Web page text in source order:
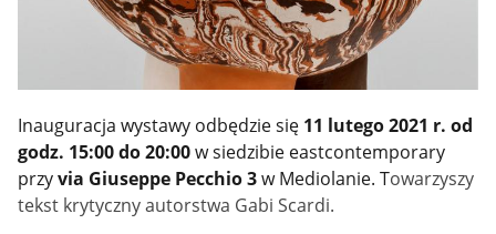
Inauguracja wystawy odbędzie się 11 lutego 2021 r. od
godz. 15:00 do 20:00w siedzibie eastcontemporary
przyvia Giuseppe Pecchio 3w Mediolanie. Towarzyszy
tekst krytyczny autorstwa Gabi Scardi.